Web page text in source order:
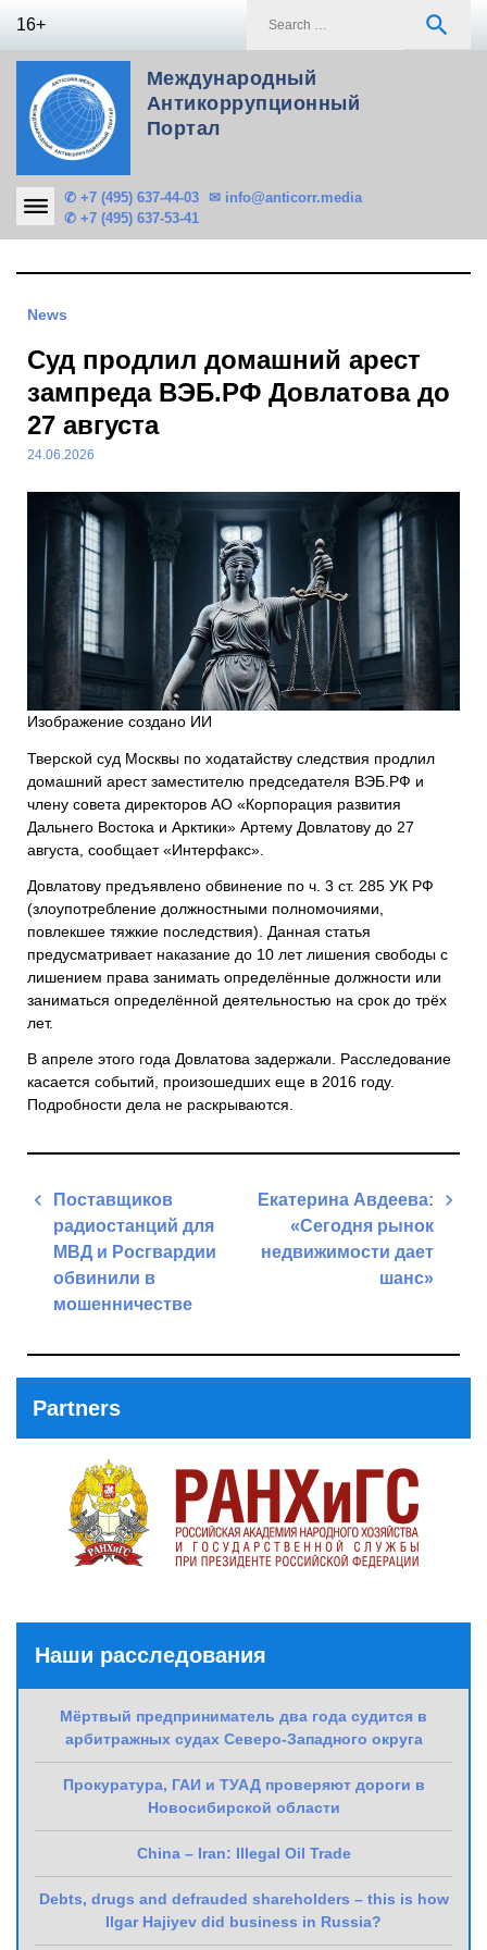
16+ search
Международный
Антикоррупционный
Портал
✆ +7 (495) 637-44-03
✆ +7 (495) 637-53-41
✉ info@anticorr.media
News
Суд продлил домашний арест
зампреда ВЭБ.РФ Довлатова до
27 августа
24.06.2026
Изображение создано ИИ
Тверской суд Москвы по ходатайству следствия продлил
домашний арест заместителю председателя ВЭБ.РФ и
члену совета директоров АО «Корпорация развития
Дальнего Востока и Арктики» Артему Довлатову до 27
августа, сообщает «Интерфакс».
Довлатову предъявлено обвинение по ч. 3 ст. 285 УК РФ
(злоупотребление должностными полномочиями,
повлекшее тяжкие последствия). Данная статья
предусматривает наказание до 10 лет лишения свободы с
лишением права занимать определённые должности или
заниматься определённой деятельностью на срок до трёх
лет.
В апреле этого года Довлатова задержали. Расследование
касается событий, произошедших еще в 2016 году.
Подробности дела не раскрываются.
PostПоставщиков
радиостанций для
МВД и Росгвардии
обвинили в
мошенничестве
Екатерина Авдеева:
«Сегодня рынок
недвижимости дает
шанс»
Partners
Наши расследования
Мёртвый предприниматель два года судится в
арбитражных судах Северо-Западного округа
Прокуратура, ГАИ и ТУАД проверяют дороги в
Новосибирской области
China – Iran: Illegal Oil Trade
Debts, drugs and defrauded shareholders – this is how
Ilgar Hajiyev did business in Russia?